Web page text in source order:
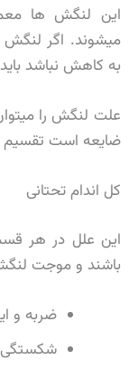
این لنگش ها
میشوند. اگر
به کاهش نباشد
علت لنگش را
ضایعه است تقسیم
کل اندام تحتانی
این علل در هر
باشند و موجت
ضربه و
شکستگی